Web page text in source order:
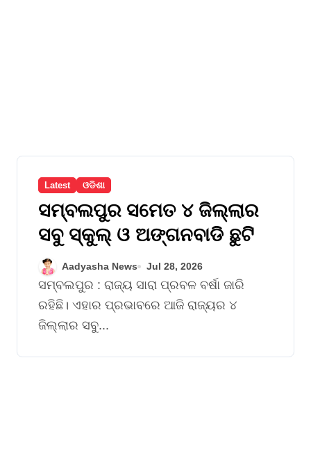
Latest ଓଡିଶା
ସମ୍ବଲପୁର ସମେତ ୪ ଜିଲ୍ଲାର
ସବୁ ସ୍କୁଲ୍ ଓ ଅଙ୍ଗନବାଡି ଛୁଟି
Aadyasha News Jul 28, 2026
ସମ୍ବଲପୁର : ରାଜ୍ୟ ସାରା ପ୍ରବଳ ବର୍ଷା ଜାରି
ରହିଛି। ଏହାର ପ୍ରଭାବରେ ଆଜି ରାଜ୍ୟର ୪
ଜିଲ୍ଲାର ସବୁ...